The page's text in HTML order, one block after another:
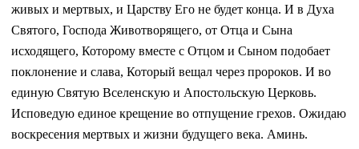
живых и мертвых, и Царству Его не будет конца. И в Духа
Святого, Господа Животворящего, от Отца и Сына
исходящего, Которому вместе с Отцом и Сыном подобает
поклонение и слава, Который вещал через пророков. И во
единую Святую Вселенскую и Апостольскую Церковь.
Исповедую единое крещение во отпущение грехов. Ожидаю
воскресения мертвых и жизни будущего века. Аминь.